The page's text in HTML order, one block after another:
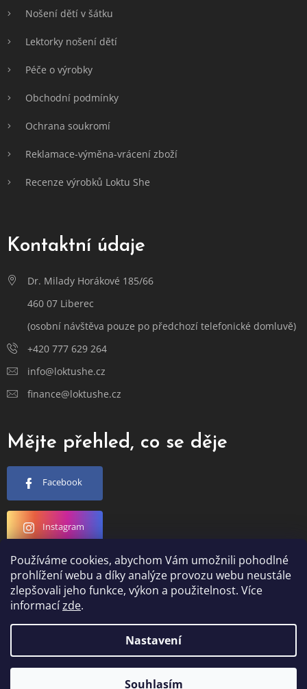
Používáme cookies, abychom Vám umožnili pohodlné
prohlížení webu a díky analýze provozu webu neustále
zlepšovali jeho funkce, výkon a použitelnost. Více
informacízde.
Nastavení
Souhlasím
Nošení dětí v šátku
Lektorky nošení dětí
Péče o výrobky
Obchodní podmínky
Ochrana soukromí
Reklamace-výměna-vrácení zboží
Recenze výrobků Loktu She
Kontaktní údaje
Dr. Milady Horákové 185/66
460 07 Liberec
(osobní návštěva pouze po předchozí telefonické domluvě)
+420 777 629 264
info@loktushe.cz
finance@loktushe.cz
Mějte přehled, co se děje
Facebook
Instagram
YouTube
Vytvořil Shoptet